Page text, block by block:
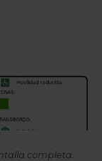
completa.